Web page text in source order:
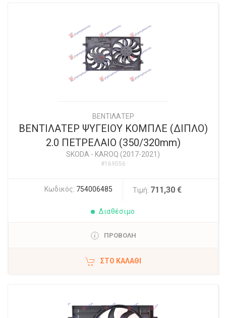
ΒΕΝΤΙΛΑΤΕΡ
ΒΕΝΤΙΛΑΤΕΡ ΨΥΓΕΙΟΥ ΚΟΜΠΛΕ (ΔΙΠΛΟ)
2.0 ΠΕΤΡΕΛΑΙΟ (350/320mm)
SKODA - KAROQ (2017-2021)
#169056
Κωδικός: 754006485 Τιμή: 711,30 €
Διαθέσιμο
ΠΡΟΒΟΛΗ
ΣΤΟ ΚΑΛΆΘΙ